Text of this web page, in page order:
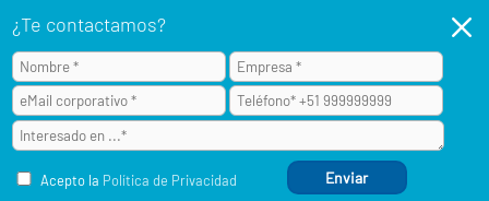
¿Te contactamos?
Acepto la Política de Privacidad
M